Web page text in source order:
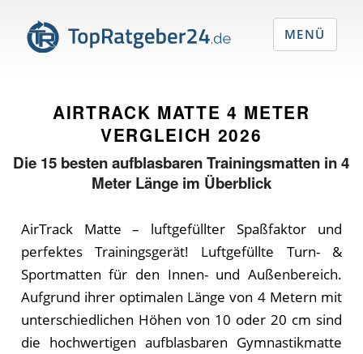
AIRTRACK MATTE 4 METER
VERGLEICH 2026
Die 15 besten aufblasbaren Trainingsmatten in 4
Meter Länge im Überblick
AirTrack Matte – luftgefüllter Spaßfaktor und
perfektes Trainingsgerät! Luftgefüllte Turn- &
Sportmatten für den Innen- und Außenbereich.
Aufgrund ihrer optimalen Länge von 4 Metern mit
unterschiedlichen Höhen von 10 oder 20 cm sind
die hochwertigen aufblasbaren Gymnastikmatte
MENÜ